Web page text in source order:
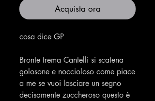
Acquista ora
cosa dice GP
Bronte trema Cantelli si scatena
golosone e noccioloso come piace
a me se vuoi lasciare un segno
decisamente zuccheroso questo è